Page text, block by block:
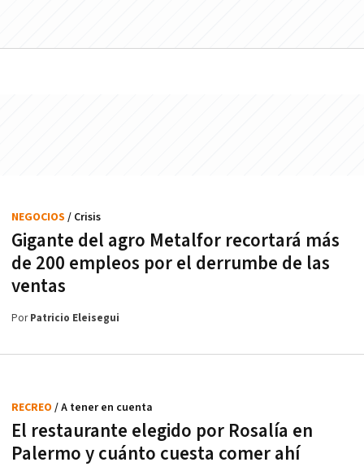
Gigante del agro Metalfor recortará más
de 200 empleos por el derrumbe de las
ventas
NEGOCIOS / Crisis
PorPatricio Eleisegui
El restaurante elegido por Rosalía en
Palermo y cuánto cuesta comer ahí
RECREO / A tener en cuenta